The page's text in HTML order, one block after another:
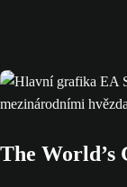
The World’s